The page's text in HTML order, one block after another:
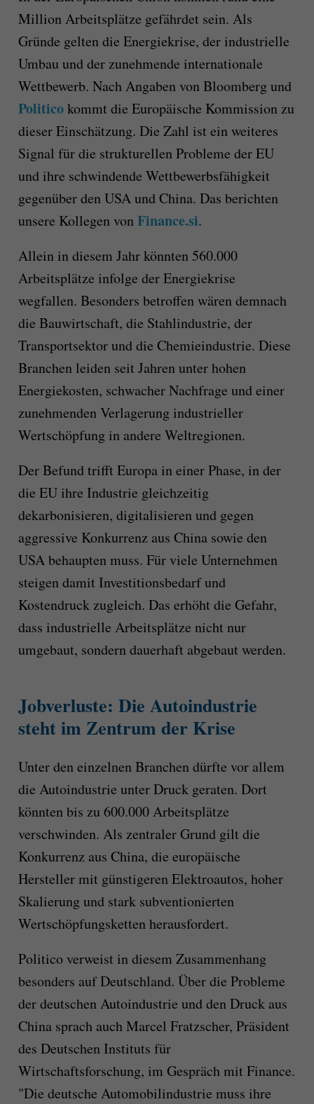
Million Arbeitsplätze gefährdet sein. Als
Gründe gelten die Energiekrise, der industrielle
Umbau und der zunehmende internationale
Wettbewerb. Nach Angaben von Bloomberg und
Politicokommt die Europäische Kommission zu
dieser Einschätzung. Die Zahl ist ein weiteres
Signal für die strukturellen Probleme der EU
und ihre schwindende Wettbewerbsfähigkeit
gegenüber den USA und China. Das berichten
unsere Kollegen vonFinance.si.
Allein in diesem Jahr könnten 560.000
Arbeitsplätze infolge der Energiekrise
wegfallen. Besonders betroffen wären demnach
die Bauwirtschaft, die Stahlindustrie, der
Transportsektor und die Chemieindustrie. Diese
Branchen leiden seit Jahren unter hohen
Energiekosten, schwacher Nachfrage und einer
zunehmenden Verlagerung industrieller
Wertschöpfung in andere Weltregionen.
Der Befund trifft Europa in einer Phase, in der
die EU ihre Industrie gleichzeitig
dekarbonisieren, digitalisieren und gegen
aggressive Konkurrenz aus China sowie den
USA behaupten muss. Für viele Unternehmen
steigen damit Investitionsbedarf und
Kostendruck zugleich. Das erhöht die Gefahr,
dass industrielle Arbeitsplätze nicht nur
umgebaut, sondern dauerhaft abgebaut werden.
Jobverluste: Die Autoindustrie
steht im Zentrum der Krise
Unter den einzelnen Branchen dürfte vor allem
die Autoindustrie unter Druck geraten. Dort
könnten bis zu 600.000 Arbeitsplätze
verschwinden. Als zentraler Grund gilt die
Konkurrenz aus China, die europäische
Hersteller mit günstigeren Elektroautos, hoher
Skalierung und stark subventionierten
Wertschöpfungsketten herausfordert.
Politico verweist in diesem Zusammenhang
besonders auf Deutschland. Über die Probleme
der deutschen Autoindustrie und den Druck aus
China sprach auch Marcel Fratzscher, Präsident
des Deutschen Instituts für
Wirtschaftsforschung, im Gespräch mit Finance.
"Die deutsche Automobilindustrie muss ihre